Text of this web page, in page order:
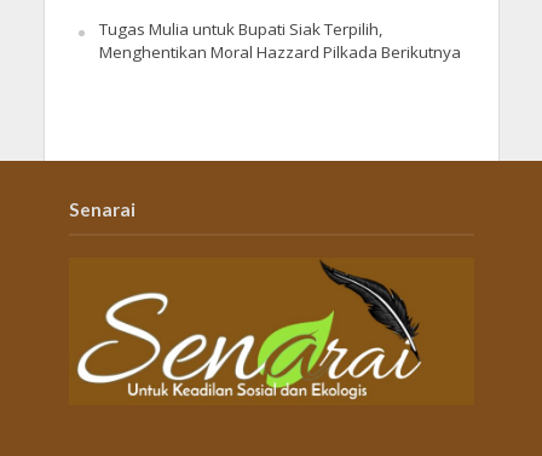
Tugas Mulia untuk Bupati Siak Terpilih,
Menghentikan Moral Hazzard Pilkada Berikutnya
Senarai